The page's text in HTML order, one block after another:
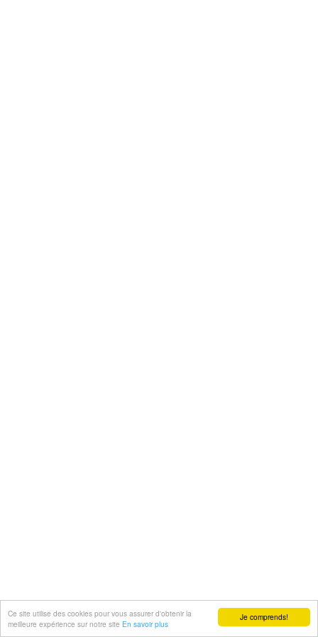
Je comprends!
Ce site utilise des cookies pour vous assurer d'obtenir la
meilleure expérience sur notre site En savoir plus